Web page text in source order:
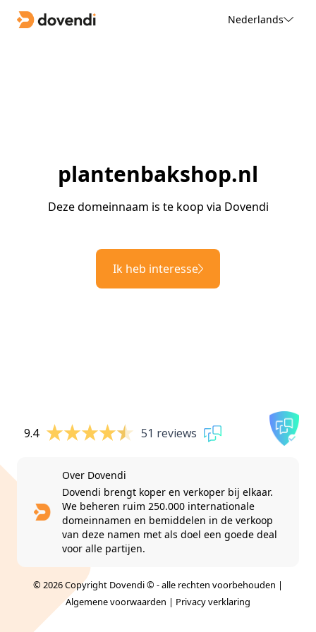
Nederlands
plantenbakshop.nl
Deze domeinnaam is te koop via Dovendi
Ik heb interesse
9.4 51 reviews
Over Dovendi
Dovendi brengt koper en verkoper bij elkaar.
We beheren ruim 250.000 internationale
domeinnamen en bemiddelen in de verkoop
van deze namen met als doel een goede deal
voor alle partijen.
© 2026 Copyright Dovendi © - alle rechten voorbehouden |
Algemene voorwaarden | Privacy verklaring